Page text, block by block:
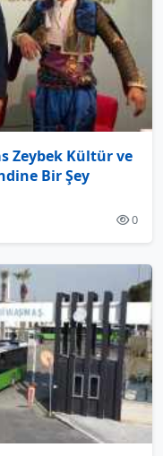
Zeybek Kültür ve
Bir Şey
0